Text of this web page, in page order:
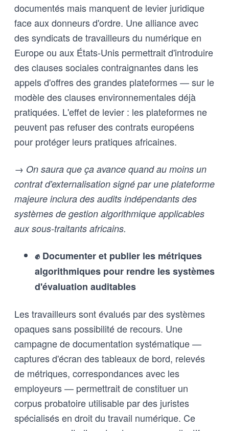
documentés mais manquent de levier juridique
face aux donneurs d'ordre. Une alliance avec
des syndicats de travailleurs du numérique en
Europe ou aux États-Unis permettrait d'introduire
des clauses sociales contraignantes dans les
appels d'offres des grandes plateformes — sur le
modèle des clauses environnementales déjà
pratiquées. L'effet de levier : les plateformes ne
peuvent pas refuser des contrats européens
pour protéger leurs pratiques africaines.
→ On saura que ça avance quand au moins un
contrat d'externalisation signé par une plateforme
majeure inclura des audits indépendants des
systèmes de gestion algorithmique applicables
aux sous-traitants africains.
✊ Documenter et publier les métriques
algorithmiques pour rendre les systèmes
d'évaluation auditables
Les travailleurs sont évalués par des systèmes
opaques sans possibilité de recours. Une
campagne de documentation systématique —
captures d'écran des tableaux de bord, relevés
de métriques, correspondances avec les
employeurs — permettrait de constituer un
corpus probatoire utilisable par des juristes
spécialisés en droit du travail numérique. Ce